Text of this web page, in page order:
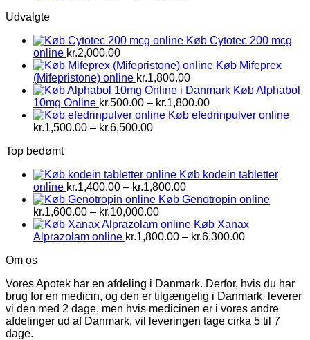
Udvalgte
Køb Cytotec 200 mcg
online kr.2,000.00
Køb Mifeprex
(Mifepristone) online kr.1,800.00
Køb Alphabol
10mg Online kr.500.00 – kr.1,800.00Prisinterval:
kr.500.00
Køb efedrinpulver online
kr.1,500.00 – kr.6,500.00Prisinterval:
Top bedømt
Køb kodein tabletter
online kr.1,400.00 – kr.1,800.00Prisinterval:
kr.1,400.00
kr.1,800.00
Køb Genotropin online
kr.1,600.00 – kr.10,000.00Prisinterval:
kr.1,600.00
til
Køb Xanax
Alprazolam online kr.1,800.00 – kr.6,300.00Prisinterval:
Om os
Vores Apotek har en afdeling i Danmark. Derfor, hvis du har
brug for en medicin, og den er tilgængelig i Danmark, leverer
vi den med 2 dage, men hvis medicinen er i vores andre
afdelinger ud af Danmark, vil leveringen tage cirka 5 til 7
dage.